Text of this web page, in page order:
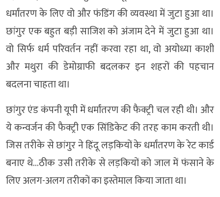
धर्मांतरण के लिए वो और फंडिंग की व्यवस्था में जुटा हुआ था।
छांगुर एक बहुत बड़ी साजिश को अंजाम देने में जुटा हुआ था।
वो सिर्फ धर्म परिवर्तन नहीं करवा रहा था, वो अयोध्या काशी
और मथुरा की डेमोग्राफी बदलकर इन शहरों की पहचान
बदलना चाहता था।
छांगुर एंड कंपनी यूपी में धर्मांतरण की फैक्ट्री चल रही थी। और
ये कन्वर्जन की फैक्ट्री एक सिंडिकेट की तरह काम करती थी।
जिस तरीके से छांगुर ने हिंदू लड़कियों के धर्मांतरण के रेट कार्ड
बनाए थे…ठीक उसी तरीके से लड़कियों को जाल में फंसाने के
लिए अलग-अलग तरीकों का इस्तेमाल किया जाता था।